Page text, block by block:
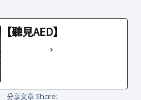
【聽見AED】
See Full Bio
分享文章 Share: